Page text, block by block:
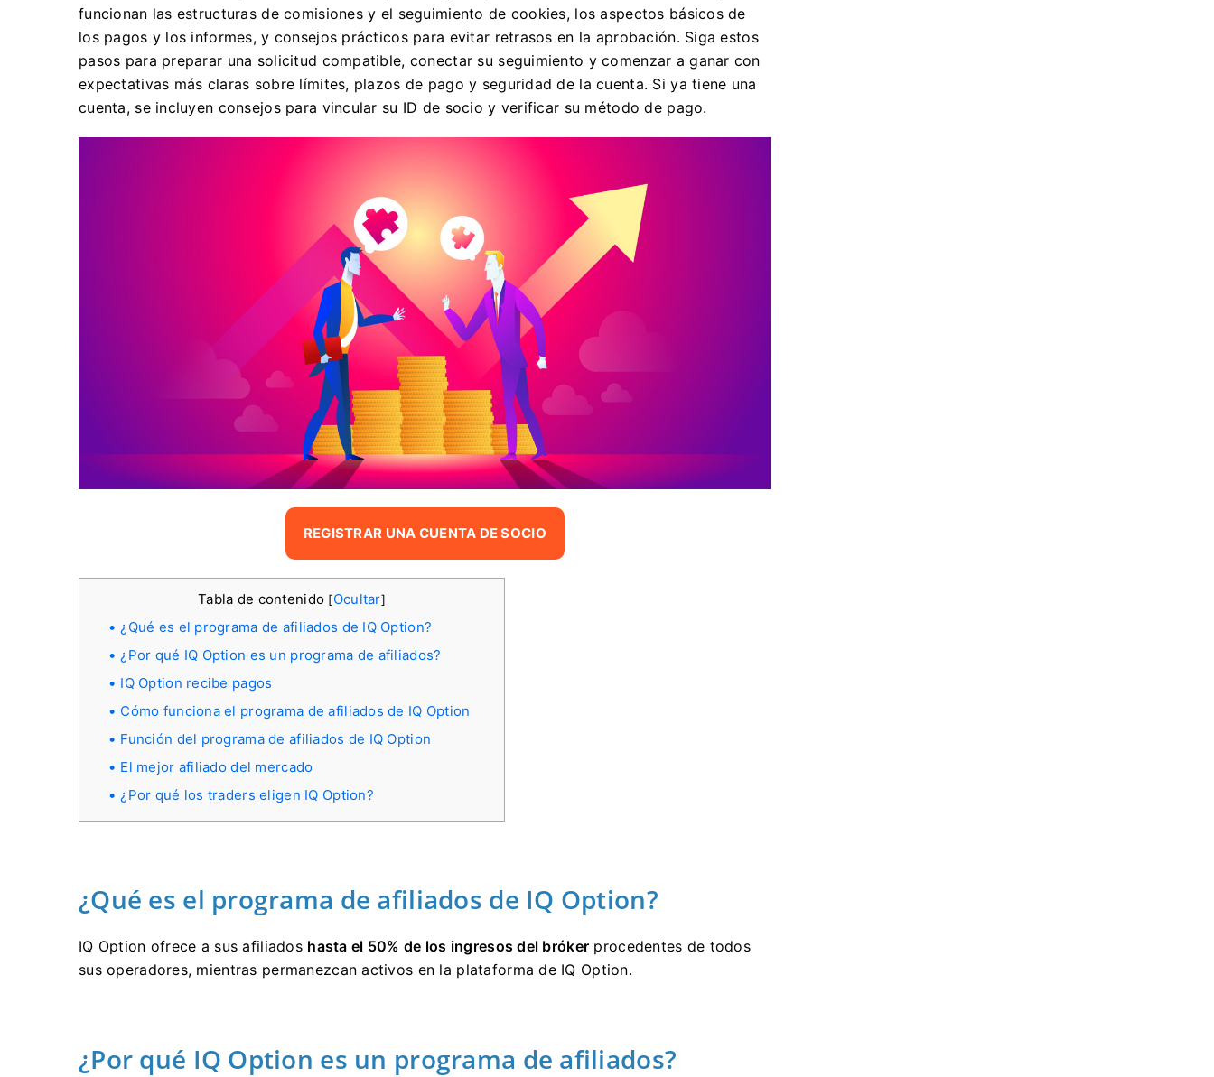
funcionan las estructuras de comisiones y el seguimiento de cookies, los aspectos básicos de
los pagos y los informes, y consejos prácticos para evitar retrasos en la aprobación. Siga estos
pasos para preparar una solicitud compatible, conectar su seguimiento y comenzar a ganar con
expectativas más claras sobre límites, plazos de pago y seguridad de la cuenta. Si ya tiene una
cuenta, se incluyen consejos para vincular su ID de socio y verificar su método de pago.
REGISTRAR UNA CUENTA DE SOCIO
Tabla de contenido [Ocultar]
¿Qué es el programa de afiliados de IQ Option?
¿Por qué IQ Option es un programa de afiliados?
IQ Option recibe pagos
Cómo funciona el programa de afiliados de IQ Option
Función del programa de afiliados de IQ Option
El mejor afiliado del mercado
¿Por qué los traders eligen IQ Option?
¿Qué es el programa de afiliados de IQ Option?
IQ Option ofrece a sus afiliados hasta el 50% de los ingresos del bróker procedentes de todos
sus operadores, mientras permanezcan activos en la plataforma de IQ Option.
¿Por qué IQ Option es un programa de afiliados?